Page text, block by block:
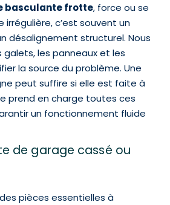
basculante frotte, force ou se
c’est souvent un
désalignement structurel. Nous
galets, les panneaux et les
la source du problème. Une
peut suffire si elle est faite à
prend en charge toutes ces
un fonctionnement fluide
de garage cassé ou
pièces essentielles à